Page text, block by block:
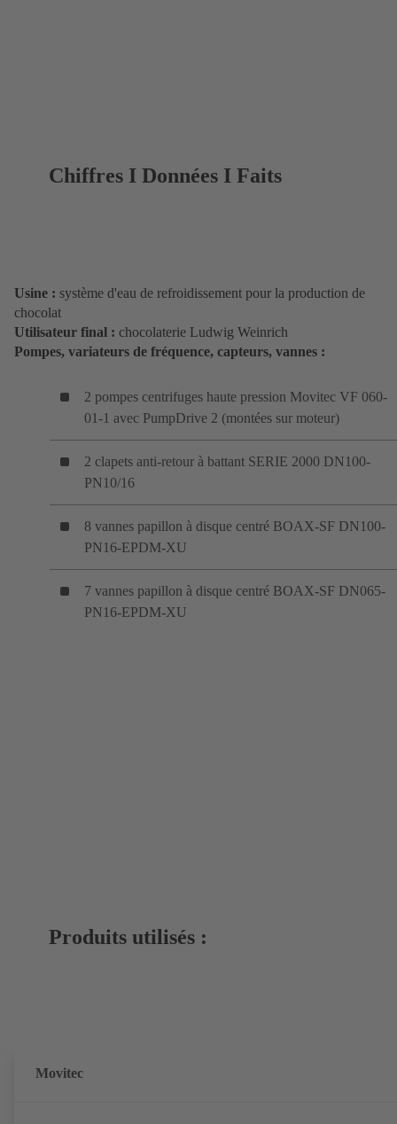
Chiffres I Données I Faits
Usine : système d'eau de refroidissement pour la production de
chocolat
Utilisateur final : chocolaterie Ludwig Weinrich
Pompes, variateurs de fréquence, capteurs, vannes :
2 pompes centrifuges haute pression Movitec VF 060-
01-1 avec PumpDrive 2 (montées sur moteur)
2 clapets anti-retour à battant SERIE 2000 DN100-
PN10/16
8 vannes papillon à disque centré BOAX-SF DN100-
PN16-EPDM-XU
7 vannes papillon à disque centré BOAX-SF DN065-
PN16-EPDM-XU
Produits utilisés :
Movitec